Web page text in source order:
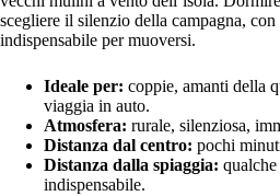
scegliere il silenzio della campagna, con
indispensabile per muoversi.
Ideale per: coppie, amanti della
viaggia in auto.
Atmosfera: rurale, silenziosa,
Distanza dal centro: pochi
Distanza dalla spiaggia:
indispensabile.